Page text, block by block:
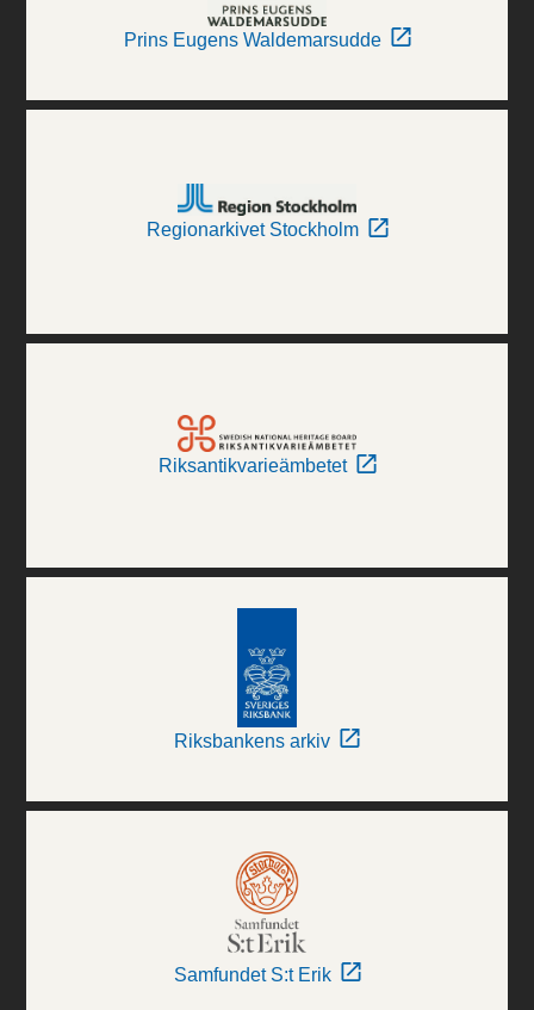
Prins Eugens Waldemarsudde
Regionarkivet Stockholm
Riksantikvarieämbetet
Riksbankens arkiv
Samfundet S:t Erik